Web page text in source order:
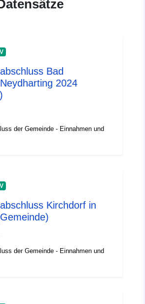
Bad
2024
der Gemeinde - Einnahmen und
Kirchdorf in
der Gemeinde - Einnahmen und